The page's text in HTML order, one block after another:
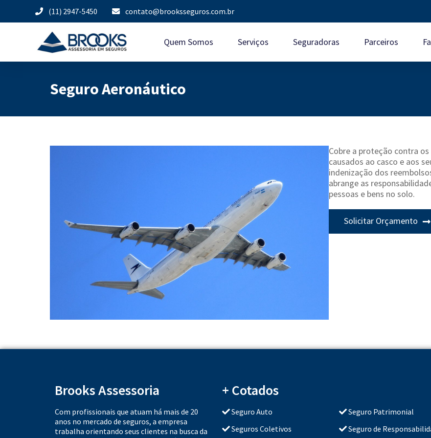
(11) 2947-5450 contato@brooksseguros.com.br
Quem Somos Serviços Seguradoras Parceiros
Seguro Aeronáutico
Cobre a proteção contra
causados ao casco e aos
indenização dos
abrange as
pessoas e bens no solo.
Solicitar Orçamento
Brooks Assessoria
Com profissionais que atuam há mais de 20
anos no mercado de seguros, a empresa
trabalha orientando seus clientes na busca da
+ Cotados
Seguro Auto
Seguros Coletivos
Seguro Patrimonial
Seguro de